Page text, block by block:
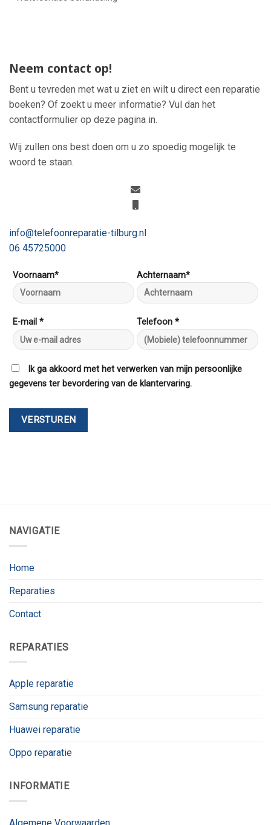
Neem contact op!
Bent u tevreden met wat u ziet en wilt u direct een reparatie
boeken? Of zoekt u meer informatie? Vul dan het
contactformulier op deze pagina in.
Wij zullen ons best doen om u zo spoedig mogelijk te
woord te staan.
info@telefoonreparatie-tilburg.nl
06 45725000
Voornaam* Achternaam*
E-mail * Telefoon *
Ik ga akkoord met het verwerken van mijn persoonlijke
gegevens ter bevordering van de klantervaring.
NAVIGATIE
Home
Reparaties
Contact
REPARATIES
Apple reparatie
Samsung reparatie
Huawei reparatie
Oppo reparatie
INFORMATIE